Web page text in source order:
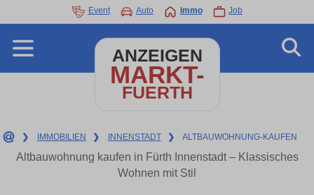
Event Auto Immo Job
ANZEIGEN
MARKT-
FUERTH
❯ IMMOBILIEN ❯ INNENSTADT ❯ ALTBAUWOHNUNG-KAUFEN
Altbauwohnung kaufen in Fürth Innenstadt – Klassisches
Wohnen mit Stil